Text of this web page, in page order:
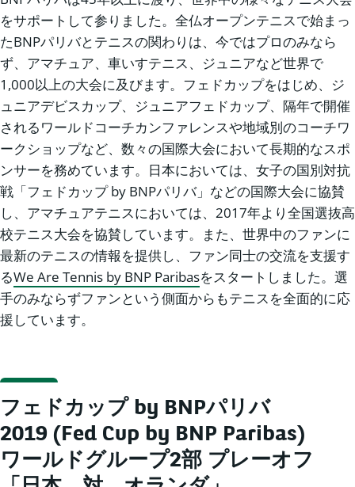
をサポートして参りました。全仏オープンテニスで始まっ
たBNPパリバとテニスの関わりは、今ではプロのみなら
ず、アマチュア、車いすテニス、ジュニアなど世界で
1,000以上の大会に及びます。フェドカップをはじめ、ジ
ュニアデビスカップ、ジュニアフェドカップ、隔年で開催
されるワールドコーチカンファレンスや地域別のコーチワ
ークショップなど、数々の国際大会において長期的なスポ
ンサーを務めています。日本においては、女子の国別対抗
戦「フェドカップ by BNPパリバ」などの国際大会に協賛
し、アマチュアテニスにおいては、2017年より全国選抜高
校テニス大会を協賛しています。また、世界中のファンに
最新のテニスの情報を提供し、ファン同士の交流を支援す
るWe Are Tennis by BNP Paribasをスタートしました。選
手のみならずファンという側面からもテニスを全面的に応
援しています。
フェドカップ by BNPパリバ
2019 (Fed Cup by BNP Paribas)
ワールドグループ2部 プレーオフ